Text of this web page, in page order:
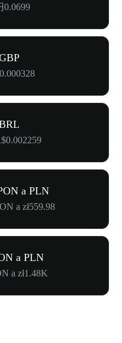
0.0699
a PLN
a zł559.98
a PLN
a zł1.48K